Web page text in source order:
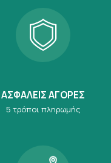
ΑΣΦΑΛΕΙΣ ΑΓΟΡΕΣ
5 τρόποι πληρωμής